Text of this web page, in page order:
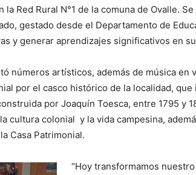
Red Rural N°1 de la comuna de Ovalle.
gestado desde el Departamento de
y generar aprendizajes significativos en
números artísticos, además de música en
por el casco histórico de la localidad,
por Joaquín Toesca, entre 1795 y
cultura colonial y la vida campesina,
Casa Patrimonial.
“Hoy transformamos